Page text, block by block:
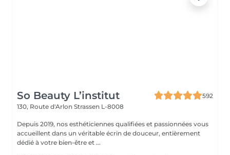
So Beauty L’institut
592
130, Route d'Arlon Strassen L-8008
Depuis 2019, nos esthéticiennes qualifiées et passionnées vous
accueillent dans un véritable écrin de douceur, entièrement
dédié à votre bien-être et ...